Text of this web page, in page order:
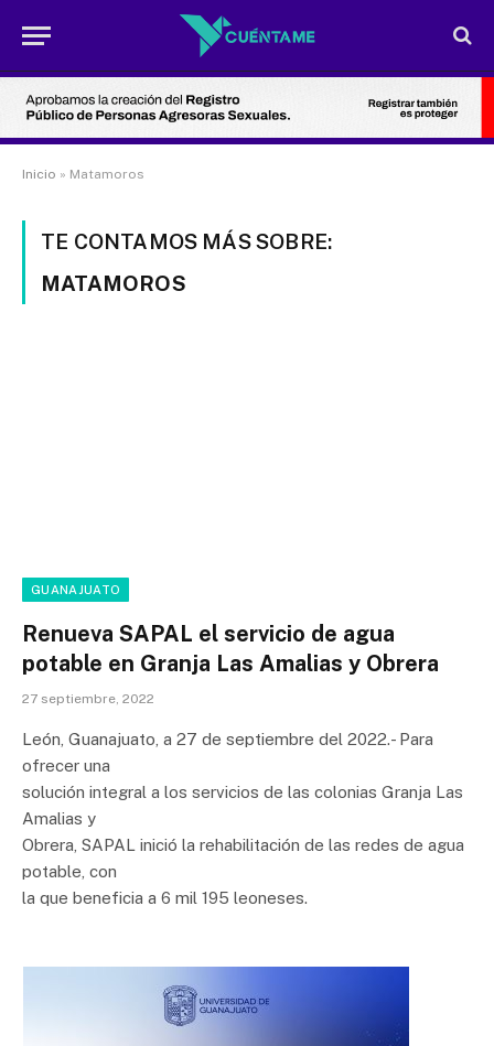
Inicio » Matamoros
TE CONTAMOS MÁS SOBRE:
MATAMOROS
GUANAJUATO
Renueva SAPAL el servicio de agua
potable en Granja Las Amalias y Obrera
27 septiembre, 2022
León, Guanajuato, a 27 de septiembre del 2022.- Para
ofrecer una
solución integral a los servicios de las colonias Granja Las
Amalias y
Obrera, SAPAL inició la rehabilitación de las redes de agua
potable, con
la que beneficia a 6 mil 195 leoneses.